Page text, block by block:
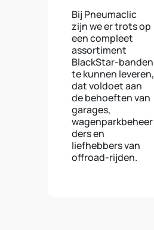
Bij Pneumaclic
zijn we er trots op
een compleet
assortiment
BlackStar-banden
te kunnen leveren,
dat voldoet aan
de behoeften van
garages,
wagenparkbeheer
ders en
liefhebbers van
offroad-rijden.